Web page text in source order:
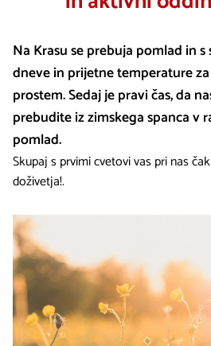
Na Krasu se prebuja pomlad in
dneve in prijetne temperature
prostem. Sedaj je pravi čas, da
prebudite iz zimskega spanca v
pomlad.
Skupaj s prvimi cvetovi vas pri nas
doživetja!.